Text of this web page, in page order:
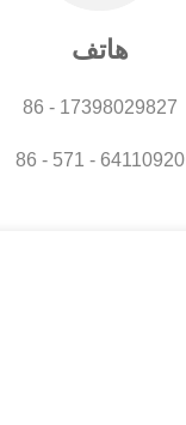
هاتف
86 - 17398029827
86 - 571 - 64110920